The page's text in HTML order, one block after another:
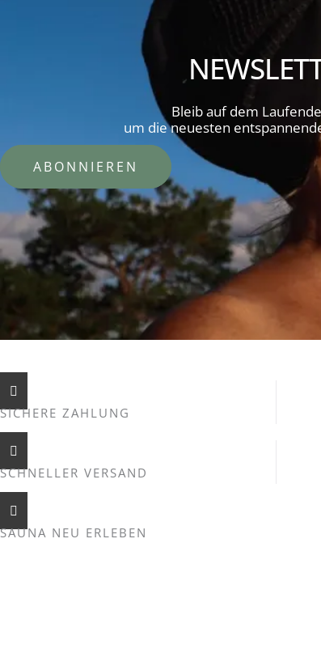
Bleib auf dem
um die neuesten
ABONNIEREN
SICHERE ZAHLUNG
SCHNELLER VERSAND
SAUNA NEU ERLEBEN